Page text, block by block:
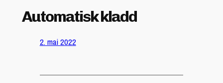
Automatisk kladd
2. mai 2022